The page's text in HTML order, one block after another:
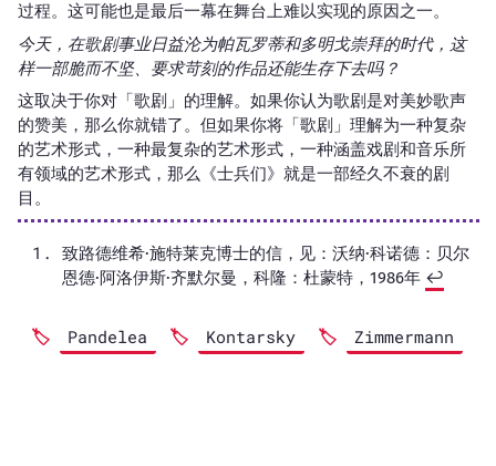
过程。这可能也是最后一幕在舞台上难以实现的原因之一。
今天，在歌剧事业日益沦为帕瓦罗蒂和多明戈崇拜的时代，这
样一部脆而不坚、要求苛刻的作品还能生存下去吗？
这取决于你对「歌剧」的理解。如果你认为歌剧是对美妙歌声
的赞美，那么你就错了。但如果你将「歌剧」理解为一种复杂
的艺术形式，一种最复杂的艺术形式，一种涵盖戏剧和音乐所
有领域的艺术形式，那么《士兵们》就是一部经久不衰的剧
目。
致路德维希·施特莱克博士的信，见：沃纳·科诺德：贝尔
恩德·阿洛伊斯·齐默尔曼，科隆：杜蒙特，1986年 ↩︎
Pandelea Kontarsky Zimmermann